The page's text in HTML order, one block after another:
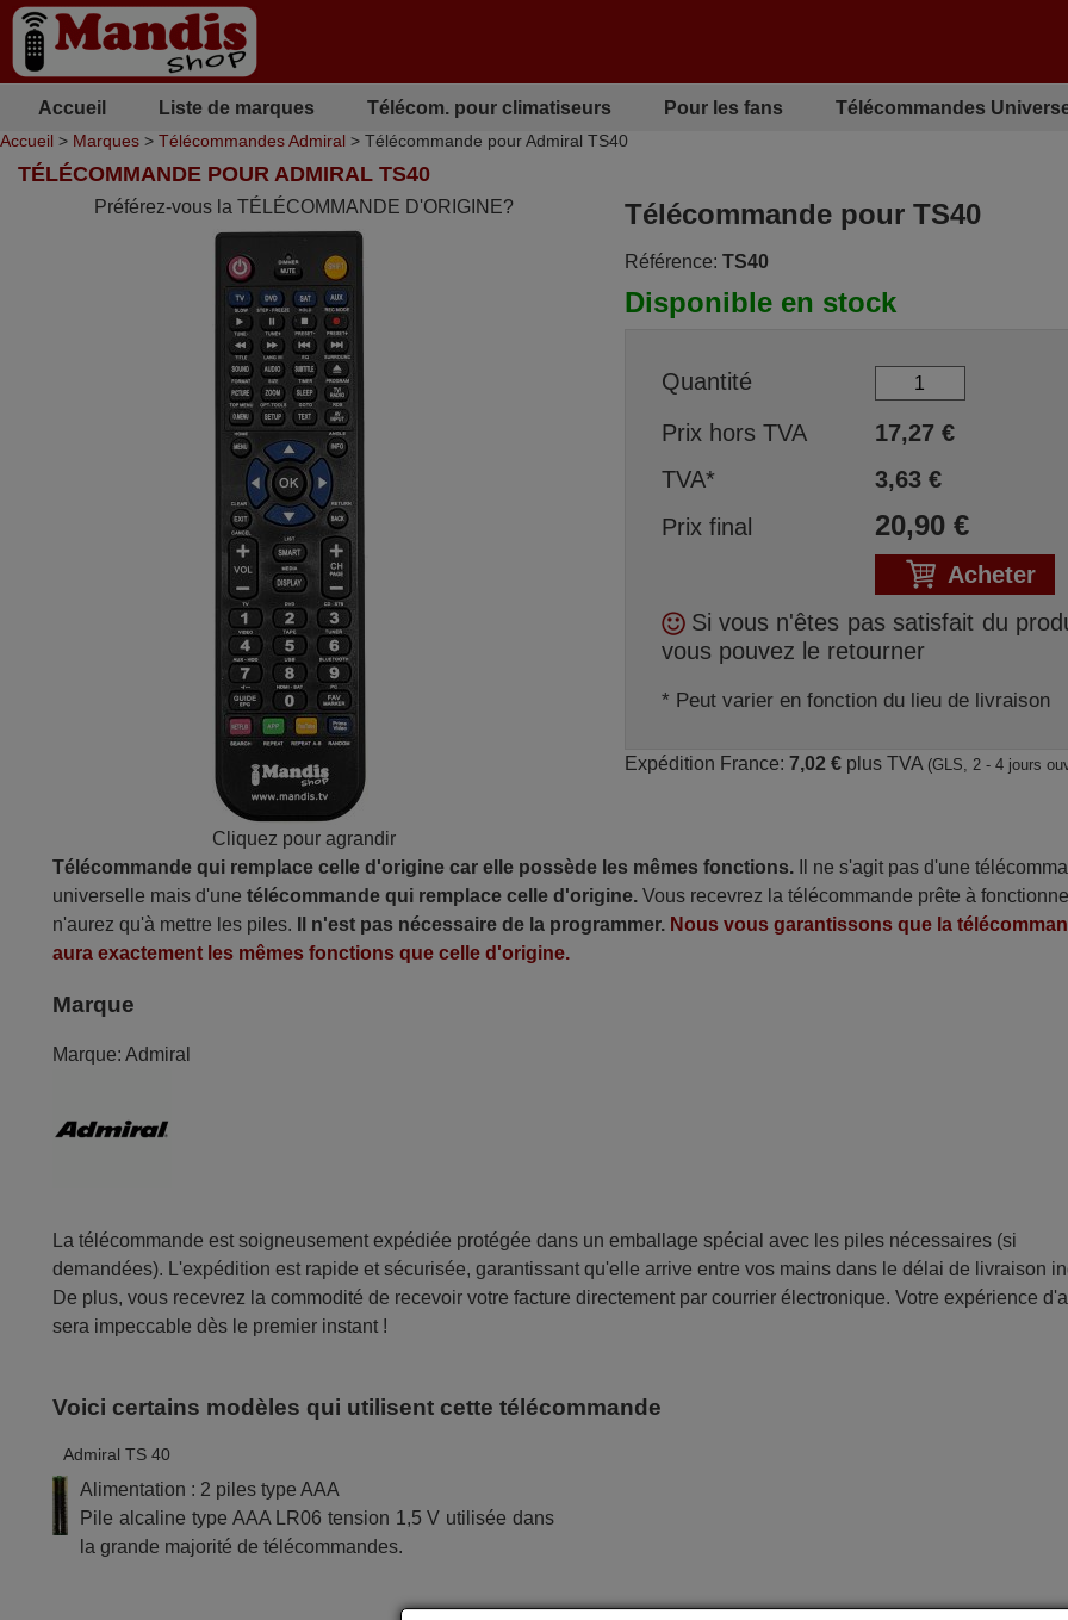
Accueil Liste de marques Télécom. pour climatiseurs Pour les fans Télécommandes
Accueil > Marques > Télécommandes Admiral > Télécommande pour Admiral TS40
TÉLÉCOMMANDE POUR ADMIRAL TS40
Préférez-vous la TÉLÉCOMMANDE D'ORIGINE?
Cliquez pour agrandir
Télécommande pour TS40
Référence: TS40
Disponible en stock
Quantité
Prix hors TVA
17,27€
TVA*
3,63€
Prix final
20,90€
Acheter
Si vous n'êtes pas satisfait du
vous pouvez le retourner
* Peut varier en fonction du lieu de livraison
Expédition France: 7,02 €plus TVA (GLS, 2 - 4 jours
Télécommande qui remplace celle d'origine car elle possède les mêmes fonctions. Il ne s'agit pas d'une
universelle mais d'unetélécommande qui remplace celle d'origine. Vous recevrez la télécommande prête à
n'aurez qu'à mettre les piles.
Il n'est pas nécessaire de la programmer. Nous vous garantissons que la
aura exactement les mêmes fonctions que celle d'origine.
Marque
Marque: Admiral
La télécommande est soigneusement expédiée protégée dans un emballage spécial avec les piles nécessaires (si
demandées). L'expédition est rapide et sécurisée, garantissant qu'elle arrive entre vos mains dans le délai de livraison
De plus, vous recevrez la commodité de recevoir votre facture directement par courrier électronique. Votre expérience
sera impeccable dès le premier instant !
Voici certains modèles qui utilisent cette télécommande
Admiral TS 40
Alimentation : 2 piles type AAA
Pile alcaline type AAA LR06 tension 1,5 V utilisée dans
la grande majorité de télécommandes.